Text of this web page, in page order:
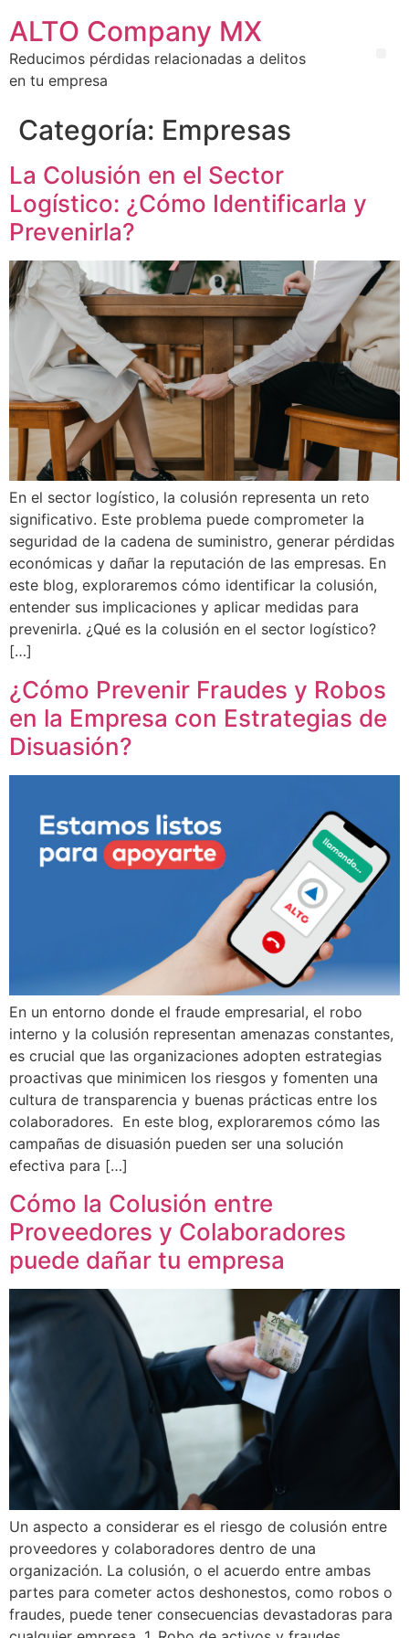
ALTO Company MX
Reducimos pérdidas relacionadas a delitos
en tu empresa
Categoría: Empresas
La Colusión en el Sector
Logístico: ¿Cómo Identificarla y
Prevenirla?
En el sector logístico, la colusión representa un reto
significativo. Este problema puede comprometer la
seguridad de la cadena de suministro, generar pérdidas
económicas y dañar la reputación de las empresas. En
este blog, exploraremos cómo identificar la colusión,
entender sus implicaciones y aplicar medidas para
prevenirla. ¿Qué es la colusión en el sector logístico?
[…]
¿Cómo Prevenir Fraudes y Robos
en la Empresa con Estrategias de
Disuasión?
En un entorno donde el fraude empresarial, el robo
interno y la colusión representan amenazas constantes,
es crucial que las organizaciones adopten estrategias
proactivas que minimicen los riesgos y fomenten una
cultura de transparencia y buenas prácticas entre los
colaboradores. En este blog, exploraremos cómo las
campañas de disuasión pueden ser una solución
efectiva para […]
Cómo la Colusión entre
Proveedores y Colaboradores
puede dañar tu empresa
Un aspecto a considerar es el riesgo de colusión entre
proveedores y colaboradores dentro de una
organización. La colusión, o el acuerdo entre ambas
partes para cometer actos deshonestos, como robos o
fraudes, puede tener consecuencias devastadoras para